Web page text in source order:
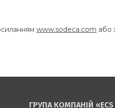
www.sodeca.com або
ГРУПА КОМПАНІЙ «ECS